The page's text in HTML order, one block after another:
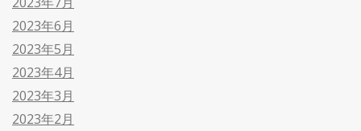
2023年6月
2023年5月
2023年4月
2023年3月
2023年2月